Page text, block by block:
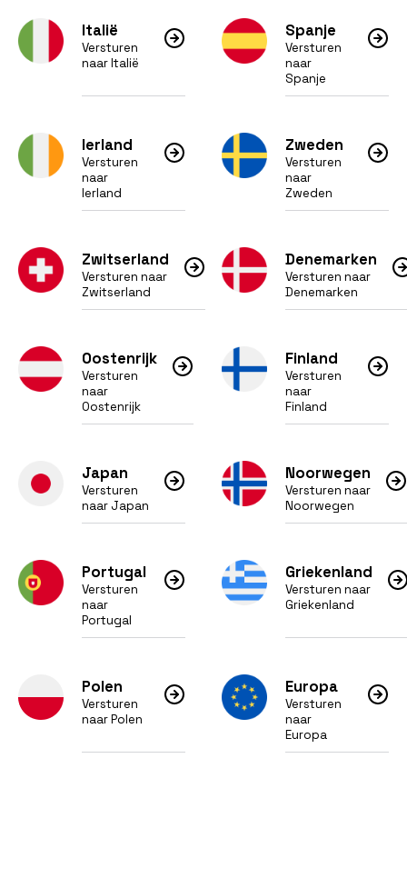
Italië
Versturen
naar Italië
Spanje
Versturen
naar
Spanje
Ierland
Versturen
naar
Ierland
Zweden
Versturen
naar
Zweden
Zwitserland
Versturen naar
Zwitserland
Denemarken
Versturen naar
Denemarken
Oostenrijk
Versturen
naar
Oostenrijk
Finland
Versturen
naar
Finland
Japan
Versturen
naar Japan
Noorwegen
Versturen naar
Noorwegen
Portugal
Versturen
naar
Portugal
Griekenland
Versturen naar
Griekenland
Polen
Versturen
naar Polen
Europa
Versturen
naar
Europa